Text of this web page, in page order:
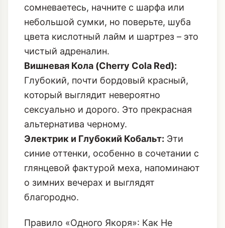
сомневаетесь, начните с шарфа или
небольшой сумки, но поверьте, шуба
цвета кислотный лайм и шартрез – это
чистый адреналин.
Вишневая Кола (Cherry Cola Red):
Глубокий, почти бордовый красный,
который выглядит невероятно
сексуально и дорого. Это прекрасная
альтернатива черному.
Электрик и Глубокий Кобальт: Эти
синие оттенки, особенно в сочетании с
глянцевой фактурой меха, напоминают
о зимних вечерах и выглядят
благородно.
Правило «Одного Якоря»: Как Не